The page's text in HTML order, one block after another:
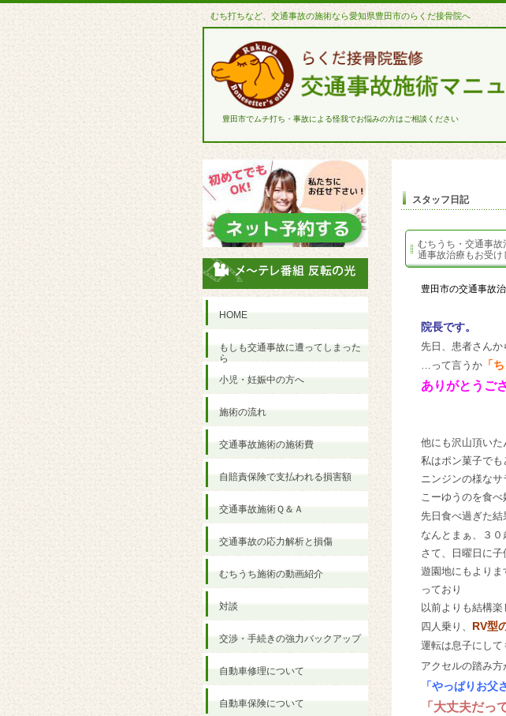
むち打ちなど、交通事故の施術なら愛知県豊田市のらくだ接骨院へ
豊田市でムチ打ち・事故による怪我でお悩みの方はご相談ください
スタッフ日記
むちうち・交通事
通事故治療もお受け
豊田市の交通事故
院長です。
先日、患者さんか
…って言うか 「
ありがとうご
他にも沢山頂いた
私はポン菓子でも
ニンジンの様な
こーゆうのを食
先日食べ過ぎた結
なんとまぁ、３
さて、日曜日に子
遊園地にもより
っており
以前よりも結構
四人乗り、 RV型
運転は息子にして
アクセルの踏み
「やっぱりお父
「大丈夫だっ
HOME
もしも交通事故に遭ってしまった
ら
小児・妊娠中の方へ
施術の流れ
交通事故施術の施術費
自賠責保険で支払われる損害額
交通事故施術Ｑ＆Ａ
交通事故の応力解析と損傷
むちうち施術の動画紹介
対談
交渉・手続きの強力バックアップ
自動車修理について
自動車保険について